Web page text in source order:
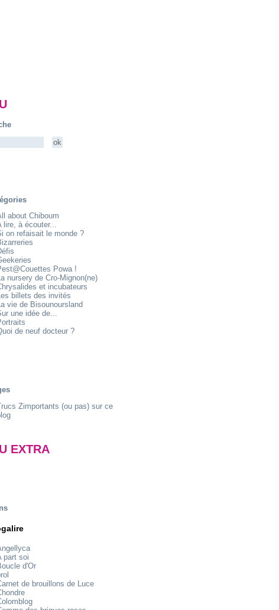
about Chiboum
lire, à écouter...
on refaisait le monde ?
Powa !
nursery de Cro-Mignon(ne)
et incubateurs
billets des invités
vie de Bisounoursland
une idée de...
de neuf docteur ?
Zimportants (ou pas) sur ce
EXTRA
part soi
d'Or
de brouillons de Luce